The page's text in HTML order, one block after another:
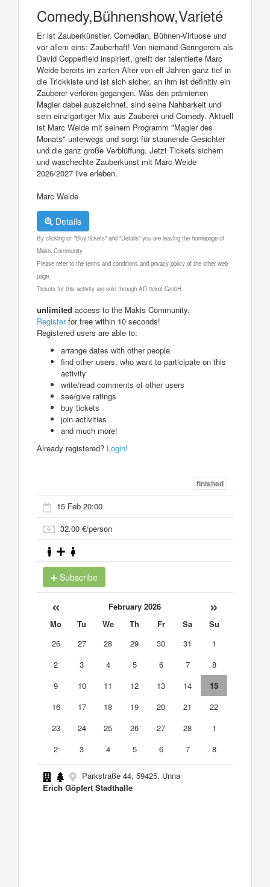
Comedy,Bühnenshow,Varieté
Er ist Zauberkünstler, Comedian, Bühnen-Virtuose und
vor allem eins: Zauberhaft! Von niemand Geringerem als
David Copperfield inspiriert, greift der talentierte Marc
Weide bereits im zarten Alter von elf Jahren ganz tief in
die Trickkiste und ist sich sicher, an ihm ist definitiv ein
Zauberer verloren gegangen. Was den prämierten
Magier dabei auszeichnet, sind seine Nahbarkeit und
sein einzigartiger Mix aus Zauberei und Comedy. Aktuell
ist Marc Weide mit seinem Programm "Magier des
Monats" unterwegs und sorgt für staunende Gesichter
und die ganz große Verblüffung. Jetzt Tickets sichern
und waschechte Zauberkunst mit Marc Weide
2026/2027 live erleben.
Marc Weide
Details
By clicking on "Buy tickets" and "Details" you are leaving the homepage of
Makis Community.
Please refer to the terms and conditions and privacy policy of the other web
page.
Tickets for this activity are sold through AD ticket GmbH.
unlimited access to the Makis Community.
Registerfor free within 10 seconds!
Registered users are able to:
arrange dates with other people
find other users, who want to participate on this
activity
write/read comments of other users
see/give ratings
buy tickets
join activities
and much more!
Already registered? Login!
finished
15 Feb 20:00
32.00 €/person
Subscribe
« February 2026 »
Mo Tu We Th Fr Sa
Su
26
27 28 29 30 31
1
2
3 4 5 6 7
8
9
10 11 12 13 14
15
16
17 18 19 20 21
22
23
24 25 26 27 28
1
2
3 4 5 6 7 8
Parkstraße 44, 59425, Unna
Erich Göpfert Stadthalle